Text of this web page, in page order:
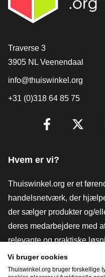
[_General:Contact]
Traverse 3
3905 NL Veenendaal
info@thuiswinkel.org
+31 (0)318 64 85 75
Hvem er vi?
Thuiswinkel.org er et
handelsnetværk, der
der sælger produkter og/
deres medarbejdere med
relevante og praktiske
tillidsmærker, Thuiswinkel-
og rådgivning,
Vi bruger cookies
Thuiswinkel.org bruger forskellige